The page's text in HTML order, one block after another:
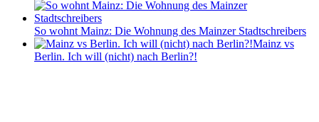
So wohnt Mainz: Die Wohnung des Mainzer Stadtschreibers
Mainz vs
Berlin. Ich will (nicht) nach Berlin?!